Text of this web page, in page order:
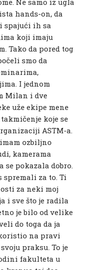
Ne samo iz ugla
hands-on, da
spajući ih sa
koji imaju
Tako da pored tog
smo da
I jednom
Milan i dve
uže ekipe mene
koje se
ASTM-a.
ozbiljno
kamerama
se pokazala dobro.
za to. Ti
za neki moj
i sve što je radila
je bilo od velike
do toga da ja
na pravi
praksu. To je
fakulteta u